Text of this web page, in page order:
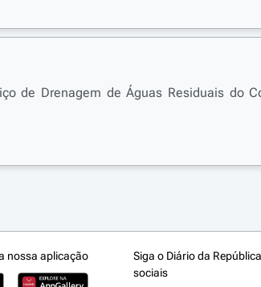
de Drenagem de Águas Residuais do
nossa aplicação
Siga o Diário da
sociais